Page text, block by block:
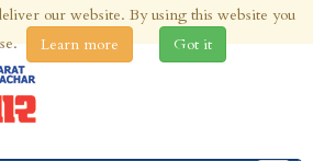
8th Aug 2026
our website. By using this website you
Learn more Got it